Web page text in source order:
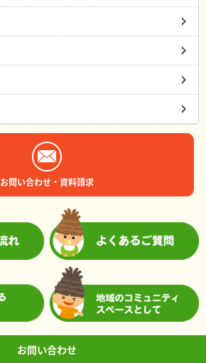
お問い合わせ・資料請求
お問い合わせ